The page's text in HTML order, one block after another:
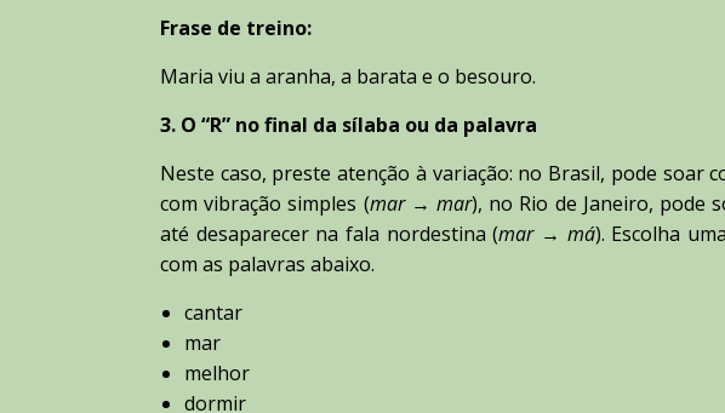
Frase de treino:
Maria viu a aranha, a barata e o besouro.
3. O “R” no final da sílaba ou da palavra
Neste caso, preste atenção à variação: no Brasil, pode soar
com vibração simples (mar → mar), no Rio de Janeiro, pode
até desaparecer na fala nordestina (mar → má). Escolha
com as palavras abaixo.
cantar
mar
melhor
dormir